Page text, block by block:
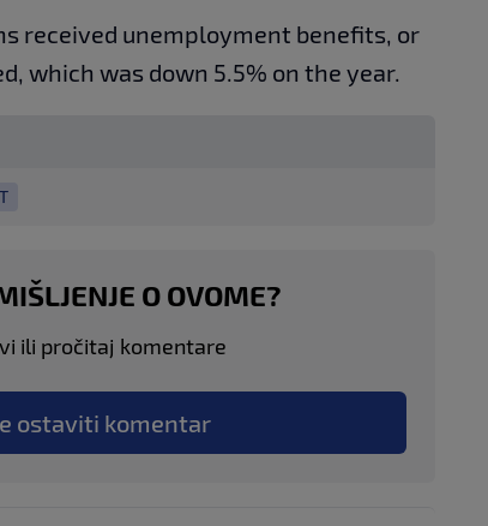
received unemployment benefits, or
which was down 5.5% on the year.
O OVOME?
ili pročitaj komentare
ostaviti komentar